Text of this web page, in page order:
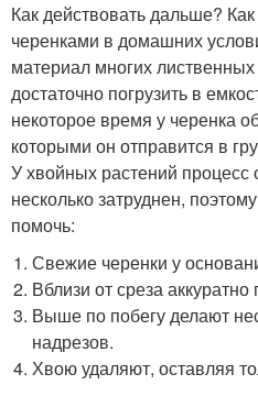
Как действовать дальше?
черенками в домашних
материал многих
достаточно погрузить в
некоторое время у черенка
которыми он отправится в
У хвойных растений процесс
несколько затруднен,
помочь:
Свежие черенки у
Вблизи от среза
Выше по побегу делают
надрезов.
Хвою удаляют, оставляя